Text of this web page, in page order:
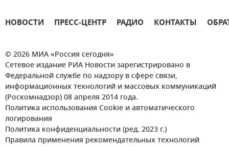
НОВОСТИ ПРЕСС-ЦЕНТР РАДИО КОНТАКТЫ
© 2026 МИА «Россия сегодня»
Сетевое издание РИА Новости зарегистрировано в
Федеральной службе по надзору в сфере связи,
информационных технологий и массовых коммуникаций
(Роскомнадзор) 08 апреля 2014 года.
Политика использования Cookie и автоматического
логирования
Политика конфиденциальности (ред. 2023 г.)
Правила применения рекомендательных технологий